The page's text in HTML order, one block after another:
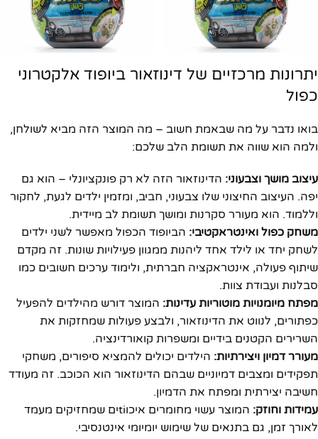
יתרונות מרכזיים של דינוזאור ביופוד אלקטרוני
כפול
בואו נדבר על מה שבאמת חשוב – מה המוצר הזה מביא לשולחן,
ולמה הוא שווה את תשומת הלב שלכם:
עיצוב מושך וצבעוני: הדינוזאור הזה לא רק פונקציונלי – הוא גם
יפה. העיצוב החיצוני שלו צבעוני, חביב, ומזמין ילדים לגעת, לחקור
וללמוד. הוא מעורר סקרנות ומושך תשומת לב מיידית.
משחק כפול ואינטראקטיבי: הביופוד הכפול מאפשר לשני ילדים
לשחק יחד או לילד אחד ליהנות ממגוון פעילויות שונות. זה מקדם
שיתוף פעולה, אינטראקציה חברתית, ולימוד ערכים חשובים כמו
סבלנות ועבודת צוות.
מפתח מיומנויות מוטוריות עדינות: המוצר דורש מהילדים להפעיל
כפתורים, לנווט את הדינוזאור, ולבצע פעולות שמחזקות את
השרירים הקטנים בידיים ומשפרות קואורדינציה.
מעורר דמיון ויצירתיות: הילדים יכולים להמציא סיפורים, משחקי
תפקידים ומצבים דמיוניים שבהם הדינוזאור הוא הכוכב. זה מעודד
חשיבה יצירתית ומפתח את הדמיון.
עמידות וחוזק:
המוצר עשוי מחומרים איכוtiים שמחזיקים מעמד
לאורך זמן, גם בתנאים של שימוש יומיומי אינטנסיבי.